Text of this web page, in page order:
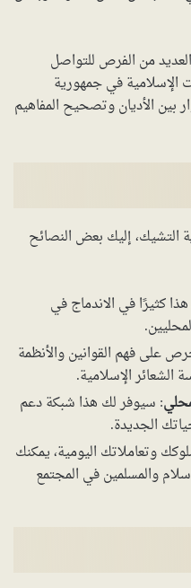
من الفرص للتواصل
الإسلامية في جمهورية
بين الأديان وتصحيح المفاهيم
التشيك، إليك بعض النصائح
كثيرًا في الاندماج في
على فهم القوانين والأنظمة
الشعائر الإسلامية.
: سيوفر لك هذا شبكة دعم
الجديدة.
وتعاملاتك اليومية، يمكنك
والمسلمين في المجتمع